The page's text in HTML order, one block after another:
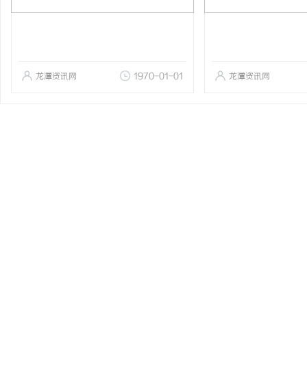
龙潭资讯网 1970-01-01 龙潭资讯网